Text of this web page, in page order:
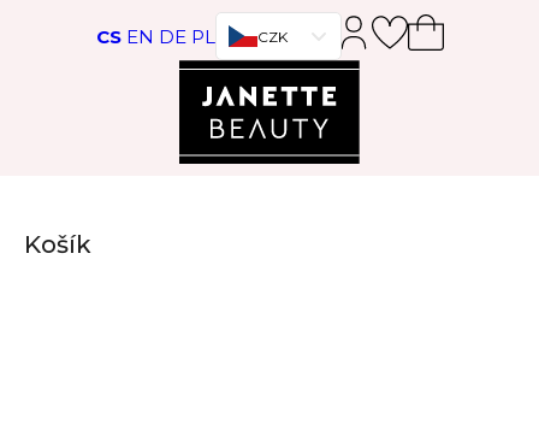
Přeskočit na hlavní obsah
CS EN DE PL CZK
Košík